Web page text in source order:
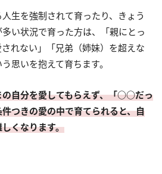
生を強制されて育ったり、きょう
い状況で育った方は、「親にとっ
れない」「兄弟（姉妹）を超えな
思いを抱えて育ちます。
の自分を愛してもらえず、「○○だっ
つきの愛の中で育てられると、自
くなります。